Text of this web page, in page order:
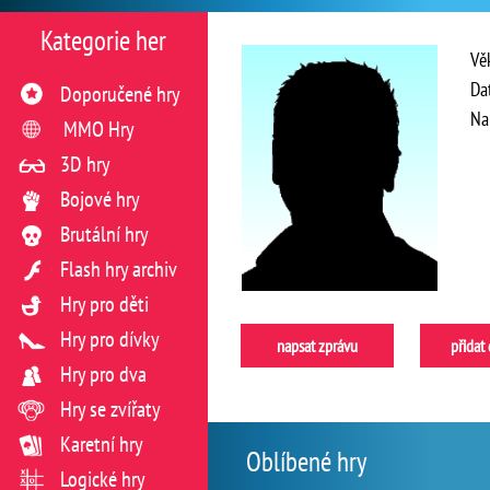
napsat zprávu přidat
Oblíbené hry
Kategorie her
Doporučené hry
MMO Hry
3D hry
Bojové hry
Brutální hry
Flash hry archiv
Hry pro děti
Hry pro dívky
Hry pro dva
Hry se zvířaty
Karetní hry
Logické hry